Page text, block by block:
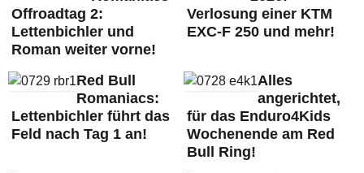
Offroadtag 2:
Lettenbichler und
Roman weiter vorne!
Verlosung einer KTM
EXC-F 250 und mehr!
Red Bull
Romaniacs:
Lettenbichler führt das
Feld nach Tag 1 an!
Alles
angerichtet,
für das Enduro4Kids
Wochenende am Red
Bull Ring!